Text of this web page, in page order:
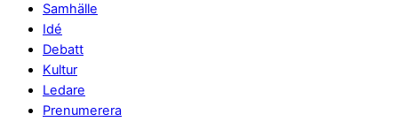
Samhälle
Idé
Debatt
Kultur
Ledare
Prenumerera